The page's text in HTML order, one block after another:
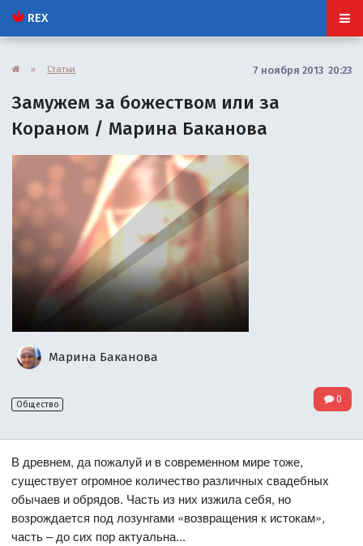
REX
» Статьи 7 ноября 2013 20:23
Замужем за божеством или за
Кораном / Марина Баканова
Марина Баканова
Общество 0
В древнем, да пожалуй и в современном мире тоже,
существует огромное количество различных свадебных
обычаев и обрядов. Часть из них изжила себя, но
возрождается под лозунгами «возвращения к истокам»,
часть – до сих пор актуальна...